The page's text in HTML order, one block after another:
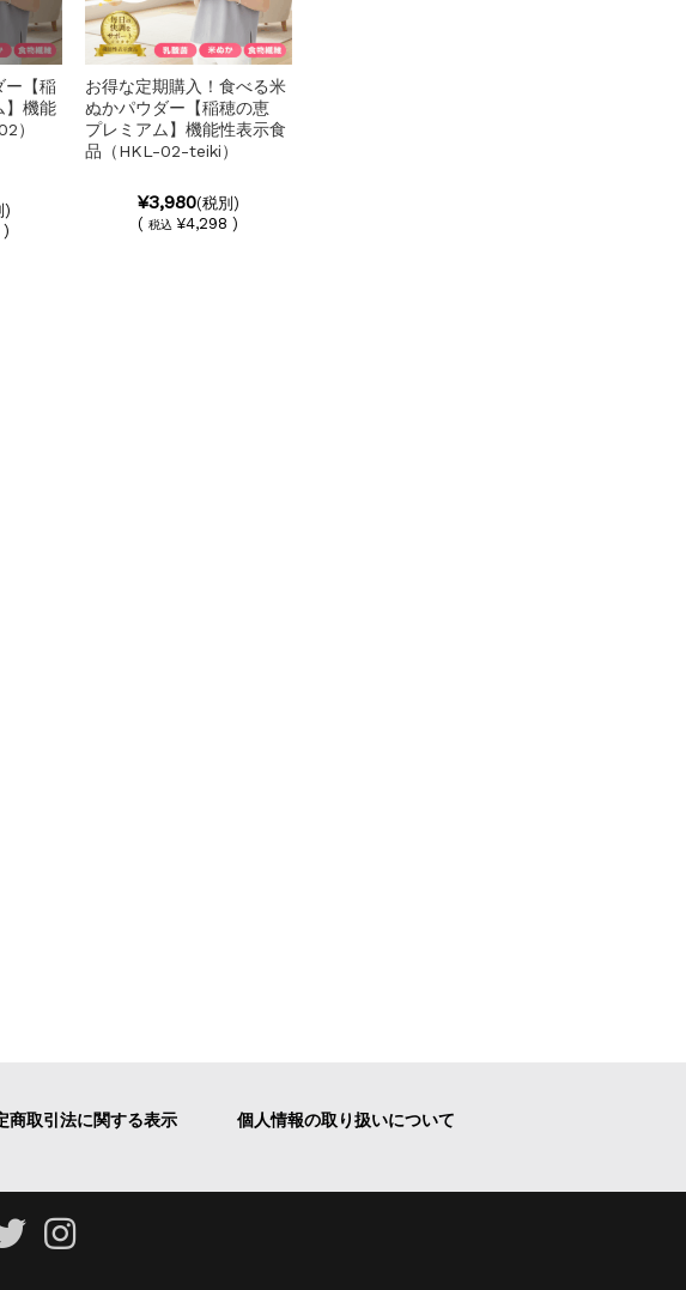
ー【稲
機能
）
)
)
お得な定期購入！食べる米
ぬかパウダー【稲穂の恵
プレミアム】機能性表示食
品（HKL-02-teiki）
¥3,980(税別)
(税込 ¥4,298 )
商取引法に関する表示 個人情報の取り扱いについて